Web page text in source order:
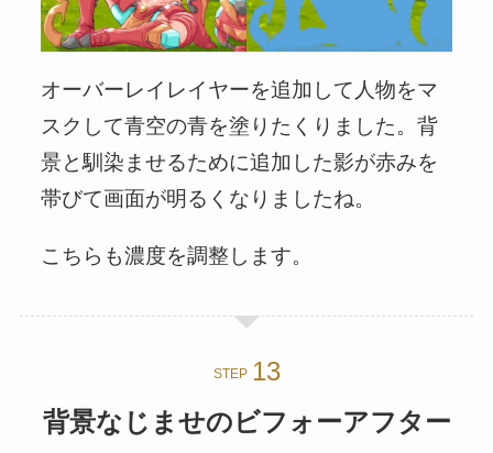
オーバーレイレイヤーを追加して人物をマ
スクして青空の青を塗りたくりました。背
景と馴染ませるために追加した影が赤みを
帯びて画面が明るくなりましたね。
こちらも濃度を調整します。
STEP
背景なじませのビフォーアフター